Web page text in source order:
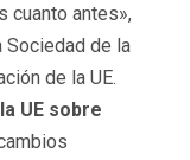
cuanto antes»,
Sociedad de la
de la UE.
UE sobre